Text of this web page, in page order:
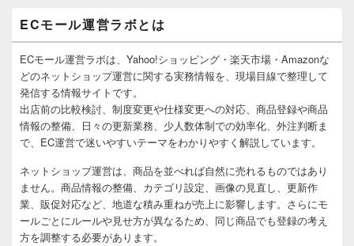
ECモール運営ラボとは
ECモール運営ラボは、Yahoo!ショッピング・楽天市場・Amazonな
どのネットショップ運営に関する実務情報を、現場目線で整理して
発信する情報サイトです。
出店前の比較検討、制度変更や仕様変更への対応、商品登録や商品
情報の整備、日々の更新業務、少人数体制での効率化、外注判断ま
で、EC運営で迷いやすいテーマをわかりやすく解説しています。
ネットショップ運営は、商品を並べれば自然に売れるものではあり
ません。商品情報の整備、カテゴリ設定、画像の見直し、更新作
業、販促対応など、地道な積み重ねが売上に影響します。さらにモ
ールごとにルールや見せ方が異なるため、同じ商品でも登録の考え
方を調整する必要があります。